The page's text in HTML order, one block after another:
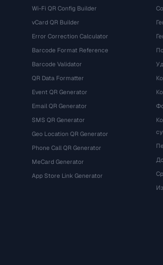
Wi-Fi QR Config Builder
vCard QR Builder
Error Correction Calculator
Barcode Format Reference
Barcode Validator
QR Data Formatter
Event QR Generator
Email QR Generator
SMS QR Generator
Geo Location QR Generator
Phone Call QR Generator
MeCard Generator
App Store Link Generator